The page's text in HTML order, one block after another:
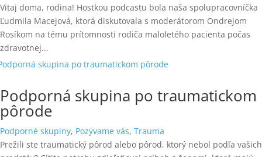
Vitaj doma, rodina! Hostkou podcastu bola naša spolupracovníčka
Ľudmila Macejová, ktorá diskutovala s moderátorom Ondrejom
Rosíkom na tému prítomnosti rodiča maloletého pacienta počas
zdravotnej...
Podporná skupina po traumatickom
pôrode
Podporné skupiny, Pozývame vás, Trauma
Prežili ste traumatický pôrod alebo pôrod, ktorý nebol podľa vašich